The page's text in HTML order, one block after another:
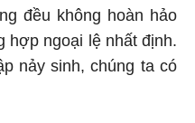
đều không hoàn hảo
hợp ngoại lệ nhất định.
nảy sinh, chúng ta có